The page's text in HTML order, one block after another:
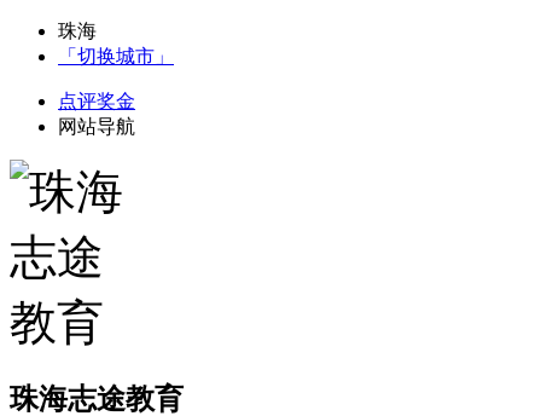
珠海
「切换城市」
点评奖金
网站导航
珠海志途教育